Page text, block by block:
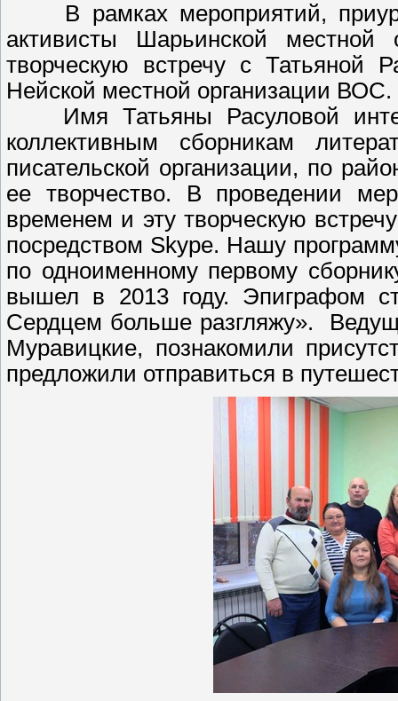
В рамках мероприятий,
активисты Шарьинской
творческую встречу с Татьяной
Нейской местной организации
Имя Татьяны Расуловой
коллективным сборникам
писательской организации, по
ее творчество. В проведении
временем и эту творческую
посредством Skype. Нашу
по одноименному первому
вышел в 2013 году. Эпиграфом
Сердцем больше разгляжу».
Муравицкие, познакомили
предложили отправиться в